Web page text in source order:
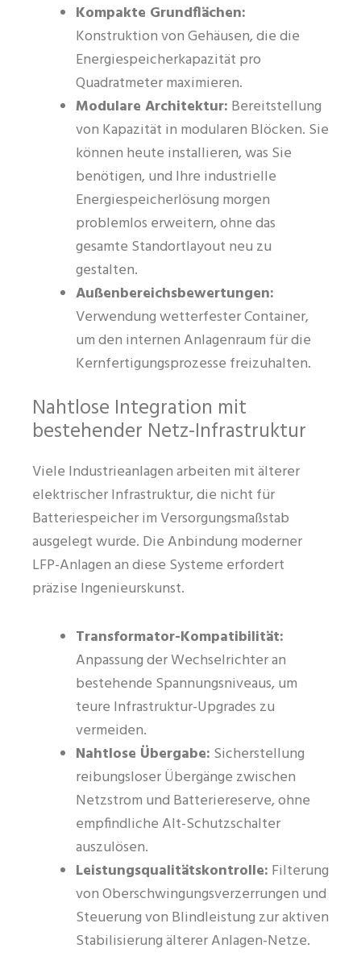
Kompakte Grundflächen:
Konstruktion von Gehäusen, die die
Energiespeicherkapazität pro
Quadratmeter maximieren.
Modulare Architektur: Bereitstellung
von Kapazität in modularen Blöcken. Sie
können heute installieren, was Sie
benötigen, und Ihre industrielle
Energiespeicherlösung morgen
problemlos erweitern, ohne das
gesamte Standortlayout neu zu
gestalten.
Außenbereichsbewertungen:
Verwendung wetterfester Container,
um den internen Anlagenraum für die
Kernfertigungsprozesse freizuhalten.
Nahtlose Integration mit
bestehender Netz-Infrastruktur
Viele Industrieanlagen arbeiten mit älterer
elektrischer Infrastruktur, die nicht für
Batteriespeicher im Versorgungsmaßstab
ausgelegt wurde. Die Anbindung moderner
LFP-Anlagen an diese Systeme erfordert
präzise Ingenieurskunst.
Transformator-Kompatibilität:
Anpassung der Wechselrichter an
bestehende Spannungsniveaus, um
teure Infrastruktur-Upgrades zu
vermeiden.
Nahtlose Übergabe: Sicherstellung
reibungsloser Übergänge zwischen
Netzstrom und Batteriereserve, ohne
empfindliche Alt-Schutzschalter
auszulösen.
Leistungsqualitätskontrolle: Filterung
von Oberschwingungsverzerrungen und
Steuerung von Blindleistung zur aktiven
Stabilisierung älterer Anlagen-Netze.